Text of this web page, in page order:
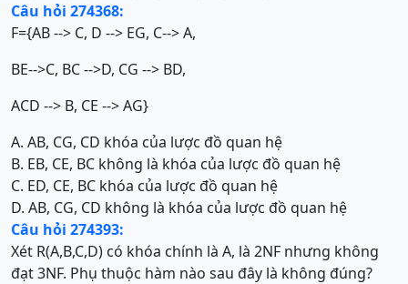
Câu hỏi 274368:
F={AB --> C, D --> EG, C--> A,
BE-->C, BC -->D, CG --> BD,
ACD --> B, CE --> AG}
A. AB, CG, CD khóa của lược đồ quan hệ
B. EB, CE, BC không là khóa của lược đồ quan hệ
C. ED, CE, BC khóa của lược đồ quan hệ
D. AB, CG, CD không là khóa của lược đồ quan hệ
Câu hỏi 274393:
Xét R(A,B,C,D) có khóa chính là A, là 2NF nhưng không
đạt 3NF. Phụ thuộc hàm nào sau đây là không đúng?